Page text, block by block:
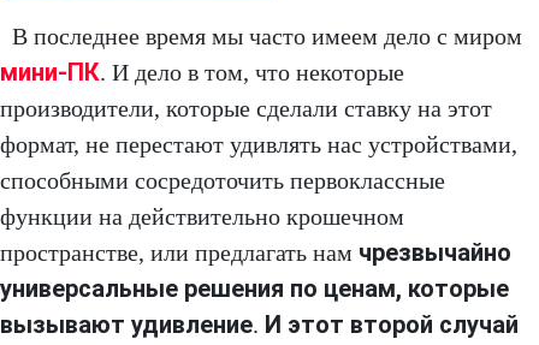
В последнее время мы часто имеем дело с миром
мини-ПК. И дело в том, что некоторые
производители, которые сделали ставку на этот
формат, не перестают удивлять нас устройствами,
способными сосредоточить первоклассные
функции на действительно крошечном
пространстве, или предлагать нам чрезвычайно
универсальные решения по ценам, которые
вызывают удивление. И этот второй случай